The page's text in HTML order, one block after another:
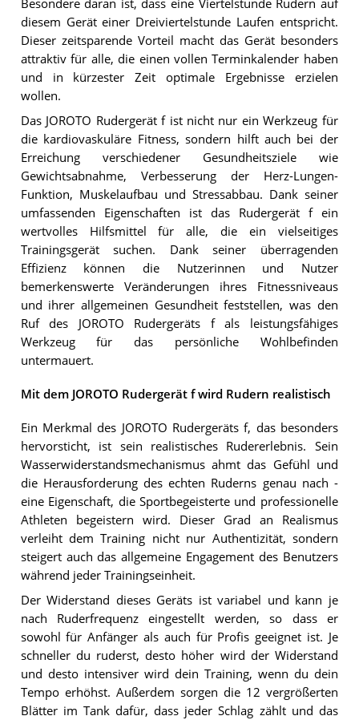
Besondere daran ist, dass eine Viertelstunde Rudern auf
diesem Gerät einer Dreiviertelstunde Laufen entspricht.
Dieser zeitsparende Vorteil macht das Gerät besonders
attraktiv für alle, die einen vollen Terminkalender haben
und in kürzester Zeit optimale Ergebnisse erzielen
wollen.
Das JOROTO Rudergerät f ist nicht nur ein Werkzeug für
die kardiovaskuläre Fitness, sondern hilft auch bei der
Erreichung verschiedener Gesundheitsziele wie
Gewichtsabnahme, Verbesserung der Herz-Lungen-
Funktion, Muskelaufbau und Stressabbau. Dank seiner
umfassenden Eigenschaften ist das Rudergerät f ein
wertvolles Hilfsmittel für alle, die ein vielseitiges
Trainingsgerät suchen. Dank seiner überragenden
Effizienz können die Nutzerinnen und Nutzer
bemerkenswerte Veränderungen ihres Fitnessniveaus
und ihrer allgemeinen Gesundheit feststellen, was den
Ruf des JOROTO Rudergeräts f als leistungsfähiges
Werkzeug für das persönliche Wohlbefinden
untermauert.
Mit dem JOROTO Rudergerät f wird Rudern realistisch
Ein Merkmal des JOROTO Rudergeräts f, das besonders
hervorsticht, ist sein realistisches Rudererlebnis. Sein
Wasserwiderstandsmechanismus ahmt das Gefühl und
die Herausforderung des echten Ruderns genau nach -
eine Eigenschaft, die Sportbegeisterte und professionelle
Athleten begeistern wird. Dieser Grad an Realismus
verleiht dem Training nicht nur Authentizität, sondern
steigert auch das allgemeine Engagement des Benutzers
während jeder Trainingseinheit.
Der Widerstand dieses Geräts ist variabel und kann je
nach Ruderfrequenz eingestellt werden, so dass er
sowohl für Anfänger als auch für Profis geeignet ist. Je
schneller du ruderst, desto höher wird der Widerstand
und desto intensiver wird dein Training, wenn du dein
Tempo erhöhst. Außerdem sorgen die 12 vergrößerten
Blätter im Tank dafür, dass jeder Schlag zählt und das